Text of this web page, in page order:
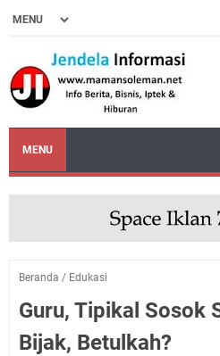
MENU
Beranda / Edukasi
Guru, Tipikal Sosok
Bijak, Betulkah?